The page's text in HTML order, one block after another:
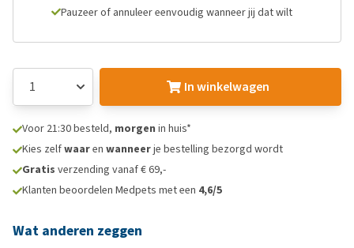
Pauzeer of annuleer eenvoudig wanneer jij dat wilt
In winkelwagen
Voor 21:30 besteld, morgen in huis*
Kies zelfwaaren wanneerje bestelling bezorgd wordt
Gratis verzending vanaf € 69,-
Klanten beoordelen Medpets met een 4,6/5
Wat anderen zeggen